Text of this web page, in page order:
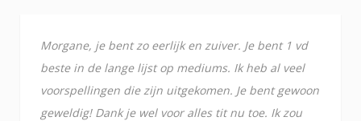
Morgane, je bent zo eerlijk en zuiver. Je bent 1 vd
beste in de lange lijst op mediums. Ik heb al veel
voorspellingen die zijn uitgekomen. Je bent gewoon
geweldig! Dank je wel voor alles tit nu toe. Ik zou